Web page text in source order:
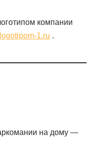
компании
1.ru .
на дому —